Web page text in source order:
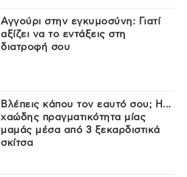
Αγγούρι στην εγκυμοσύνη: Γιατί
αξίζει να το εντάξεις στη
διατροφή σου
Βλέπεις κάπου τον εαυτό σου; Η...
χαώδης πραγματικότητα μίας
μαμάς μέσα από 3 ξεκαρδιστικά
σκίτσα